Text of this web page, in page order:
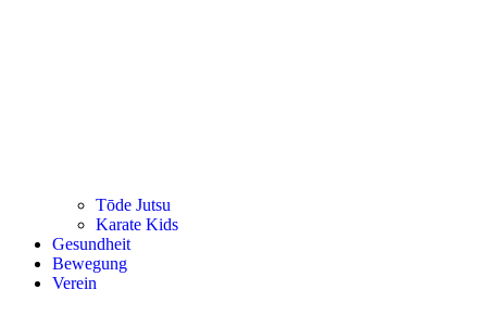
Tōde Jutsu
Kara­te Kids
Gesund­heit
Bewe­gung
Ver­ein